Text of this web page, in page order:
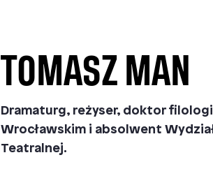
TOMASZ MAN
Dramaturg, reżyser, doktor
Wrocławskim i absolwent
Teatralnej.